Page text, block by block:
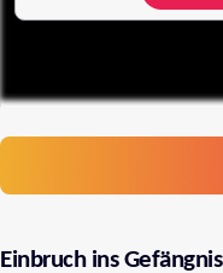
Einbruch ins Gefängnis